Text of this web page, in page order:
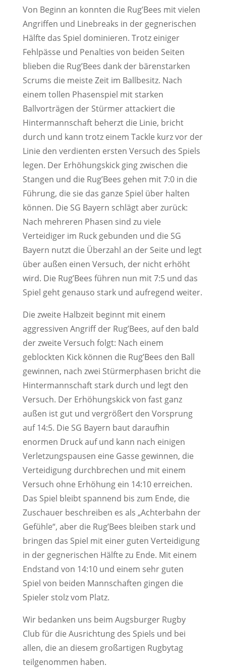
Von Beginn an konnten die Rug’Bees mit vielen
Angriffen und Linebreaks in der gegnerischen
Hälfte das Spiel dominieren. Trotz einiger
Fehlpässe und Penalties von beiden Seiten
blieben die Rug’Bees dank der bärenstarken
Scrums die meiste Zeit im Ballbesitz. Nach
einem tollen Phasenspiel mit starken
Ballvorträgen der Stürmer attackiert die
Hintermannschaft beherzt die Linie, bricht
durch und kann trotz einem Tackle kurz vor der
Linie den verdienten ersten Versuch des Spiels
legen. Der Erhöhungskick ging zwischen die
Stangen und die Rug’Bees gehen mit 7:0 in die
Führung, die sie das ganze Spiel über halten
können. Die SG Bayern schlägt aber zurück:
Nach mehreren Phasen sind zu viele
Verteidiger im Ruck gebunden und die SG
Bayern nutzt die Überzahl an der Seite und legt
über außen einen Versuch, der nicht erhöht
wird. Die Rug’Bees führen nun mit 7:5 und das
Spiel geht genauso stark und aufregend weiter.
Die zweite Halbzeit beginnt mit einem
aggressiven Angriff der Rug’Bees, auf den bald
der zweite Versuch folgt: Nach einem
geblockten Kick können die Rug’Bees den Ball
gewinnen, nach zwei Stürmerphasen bricht die
Hintermannschaft stark durch und legt den
Versuch. Der Erhöhungskick von fast ganz
außen ist gut und vergrößert den Vorsprung
auf 14:5. Die SG Bayern baut daraufhin
enormen Druck auf und kann nach einigen
Verletzungspausen eine Gasse gewinnen, die
Verteidigung durchbrechen und mit einem
Versuch ohne Erhöhung ein 14:10 erreichen.
Das Spiel bleibt spannend bis zum Ende, die
Zuschauer beschreiben es als „Achterbahn der
Gefühle“, aber die Rug’Bees bleiben stark und
bringen das Spiel mit einer guten Verteidigung
in der gegnerischen Hälfte zu Ende. Mit einem
Endstand von 14:10 und einem sehr guten
Spiel von beiden Mannschaften gingen die
Spieler stolz vom Platz.
Wir bedanken uns beim Augsburger Rugby
Club für die Ausrichtung des Spiels und bei
allen, die an diesem großartigen Rugbytag
teilgenommen haben.